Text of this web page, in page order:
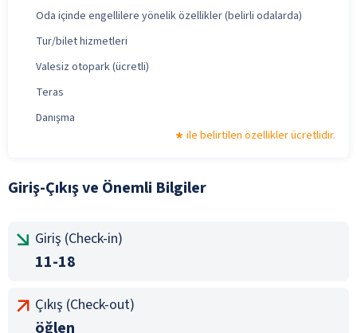
Oda içinde engellilere yönelik özellikler (belirli odalarda)
Tur/bilet hizmetleri
Valesiz otopark (ücretli)
Teras
Danışma
ile belirtilen özellikler ücretlidir.
Giriş-Çıkış ve Önemli Bilgiler
Giriş (Check-in)
11-18
Çıkış (Check-out)
öğlen